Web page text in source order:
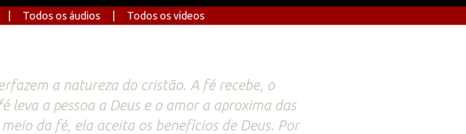
Todos os áudios Todos os vídeos
a natureza do cristão. A fé recebe, o
leva a pessoa a Deus e o amor a aproxima das
da fé, ela aceita os benefícios de Deus. Por